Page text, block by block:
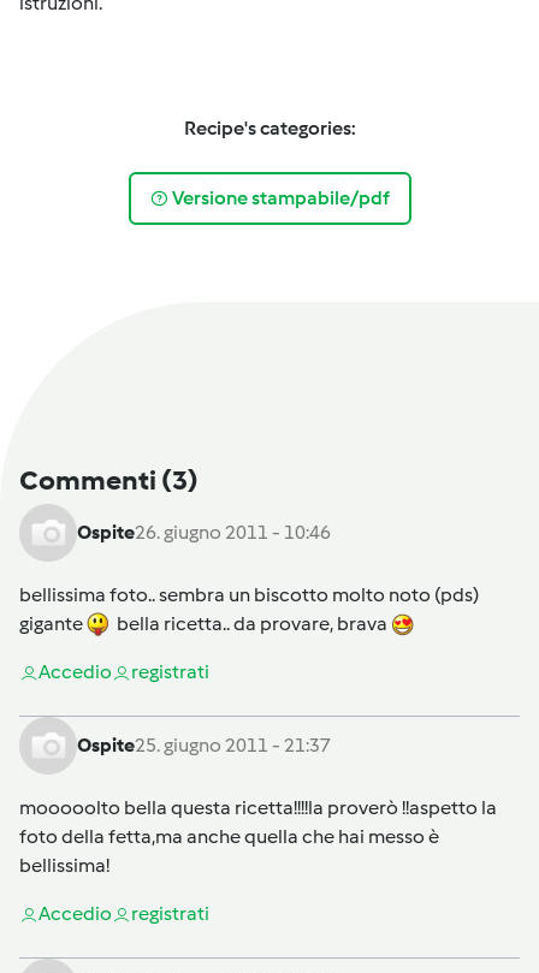
Recipe's categories:
Versione stampabile/pdf
Commenti (3)
Ospite26. giugno 2011 - 10:46
bellissima foto.. sembra un biscotto molto noto (pds)
gigante
bella ricetta.. da provare, brava
Accedio registrati
Ospite25. giugno 2011 - 21:37
mooooolto bella questa ricetta!!!!la proverò !!aspetto la
foto della fetta,ma anche quella che hai messo è
bellissima!
Accedio registrati